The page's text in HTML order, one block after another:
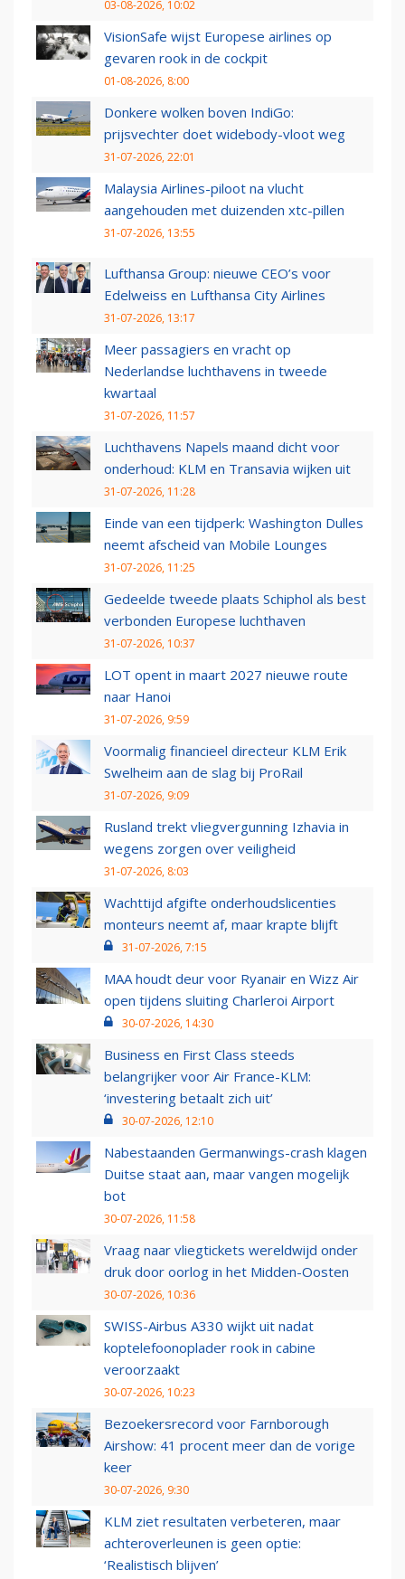
03-08-2026, 10:02
VisionSafe wijst Europese airlines op
gevaren rook in de cockpit
01-08-2026, 8:00
Donkere wolken boven IndiGo:
prijsvechter doet widebody-vloot weg
31-07-2026, 22:01
Malaysia Airlines-piloot na vlucht
aangehouden met duizenden xtc-pillen
31-07-2026, 13:55
Lufthansa Group: nieuwe CEO’s voor
Edelweiss en Lufthansa City Airlines
31-07-2026, 13:17
Meer passagiers en vracht op
Nederlandse luchthavens in tweede
kwartaal
31-07-2026, 11:57
Luchthavens Napels maand dicht voor
onderhoud: KLM en Transavia wijken uit
31-07-2026, 11:28
Einde van een tijdperk: Washington Dulles
neemt afscheid van Mobile Lounges
31-07-2026, 11:25
Gedeelde tweede plaats Schiphol als best
verbonden Europese luchthaven
31-07-2026, 10:37
LOT opent in maart 2027 nieuwe route
naar Hanoi
31-07-2026, 9:59
Voormalig financieel directeur KLM Erik
Swelheim aan de slag bij ProRail
31-07-2026, 9:09
Rusland trekt vliegvergunning Izhavia in
wegens zorgen over veiligheid
31-07-2026, 8:03
Wachttijd afgifte onderhoudslicenties
monteurs neemt af, maar krapte blijft
31-07-2026, 7:15
MAA houdt deur voor Ryanair en Wizz Air
open tijdens sluiting Charleroi Airport
30-07-2026, 14:30
Business en First Class steeds
belangrijker voor Air France-KLM:
‘investering betaalt zich uit’
30-07-2026, 12:10
Nabestaanden Germanwings-crash klagen
Duitse staat aan, maar vangen mogelijk
bot
30-07-2026, 11:58
Vraag naar vliegtickets wereldwijd onder
druk door oorlog in het Midden-Oosten
30-07-2026, 10:36
SWISS-Airbus A330 wijkt uit nadat
koptelefoonoplader rook in cabine
veroorzaakt
30-07-2026, 10:23
Bezoekersrecord voor Farnborough
Airshow: 41 procent meer dan de vorige
keer
30-07-2026, 9:30
KLM ziet resultaten verbeteren, maar
achteroverleunen is geen optie:
‘Realistisch blijven’